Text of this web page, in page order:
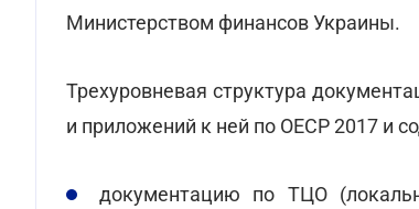
Министерством финансов Украины.
Трехуровневая структура
и приложений к ней по ОЕСР 2017 и
документацию по ТЦО